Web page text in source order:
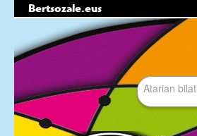
Bertsozale.eus
salto
egin
Salto
egin
nabigazioara
Bilatu atarian